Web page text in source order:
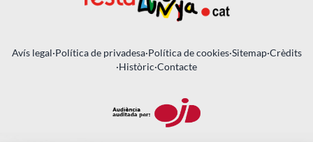
Avís legal·Política de privadesa·Política de cookies·Sitemap·Crèdits
·Històric·Contacte